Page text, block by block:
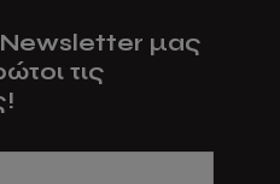
Newsletter μας
τις